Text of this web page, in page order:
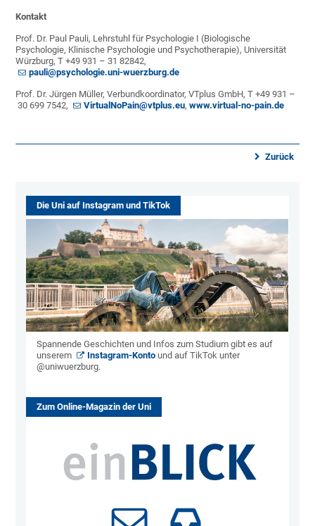
Kontakt
Prof. Dr. Paul Pauli, Lehrstuhl für Psychologie I (Biologische
Psychologie, Klinische Psychologie und Psychotherapie), Universität
Würzburg, T +49 931 – 31 82842,
pauli@psychologie.uni-wuerzburg.de
Prof. Dr. Jürgen Müller, Verbundkoordinator, VTplus GmbH, T +49 931 –
30 699 7542,
VirtualNoPain@vtplus.eu,www.virtual-no-pain.de
Zurück
Die Uni auf Instagram und TikTok
Spannende Geschichten und Infos zum Studium gibt es auf
unserem
Instagram-Konto und auf TikTok unter
@uniwuerzburg.
Zum Online-Magazin der Uni